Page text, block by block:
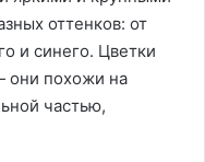
оттенков: от
и синего. Цветки
они похожи на
частью,